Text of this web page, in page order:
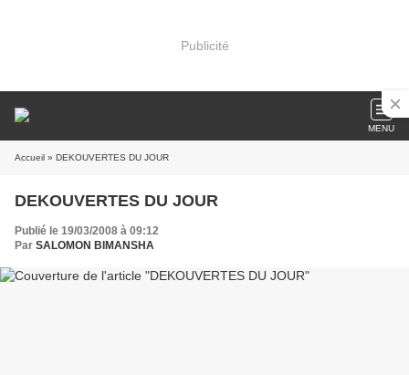
Publicité
MENU
Accueil » DEKOUVERTES DU JOUR
DEKOUVERTES DU JOUR
Publié le 19/03/2008 à 09:12
Par SALOMON BIMANSHA